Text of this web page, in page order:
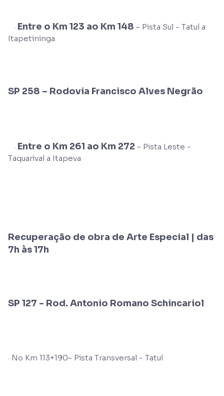
· Entre o Km 123 ao Km 148 – Pista Sul - Tatuí a
Itapetininga
SP 258 – Rodovia Francisco Alves Negrão
· Entre o Km 261 ao Km 272 – Pista Leste -
Taquarivaí a Itapeva
Recuperação de obra de Arte Especial | das
7h às 17h
SP 127 - Rod. Antonio Romano Schincariol
· No Km 113+190– Pista Transversal - Tatuí